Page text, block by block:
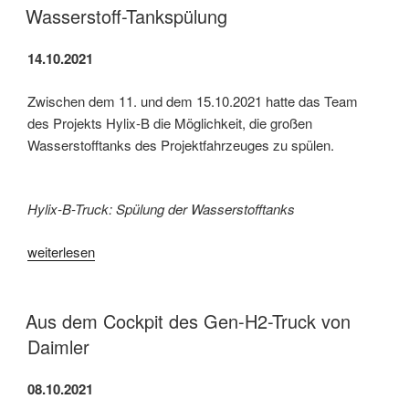
für
Lkw“
Wasserstoff-Tankspülung
14.10.2021
Zwischen dem 11. und dem 15.10.2021 hatte das Team
des Projekts Hylix-B die Möglichkeit, die großen
Wasserstofftanks des Projektfahrzeuges zu spülen.
Hylix-B-Truck: Spülung der Wasserstofftanks
„Wasserstoff-
weiterlesen
Aus dem Cockpit des Gen-H2-Truck von
Daimler
08.10.2021